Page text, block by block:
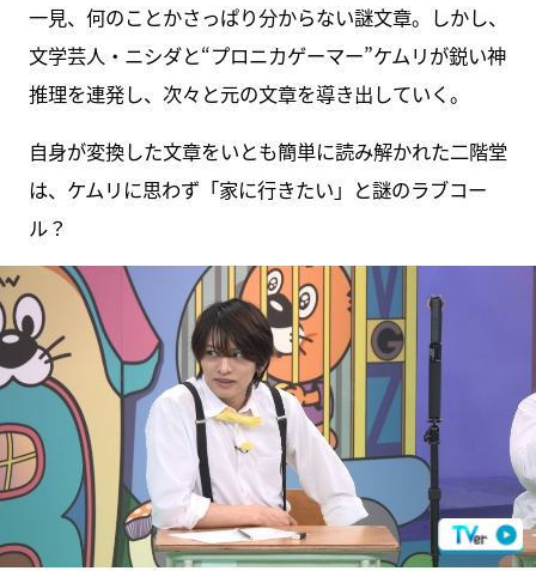
一見、何のことかさっぱり分からない謎文章。しかし、
文学芸人・ニシダと“プロニカゲーマー”ケムリが鋭い神
推理を連発し、次々と元の文章を導き出していく。
自身が変換した文章をいとも簡単に読み解かれた二階堂
は、ケムリに思わず「家に行きたい」と謎のラブコー
ル？